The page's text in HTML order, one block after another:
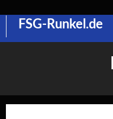
to
FSG-Runkel.de